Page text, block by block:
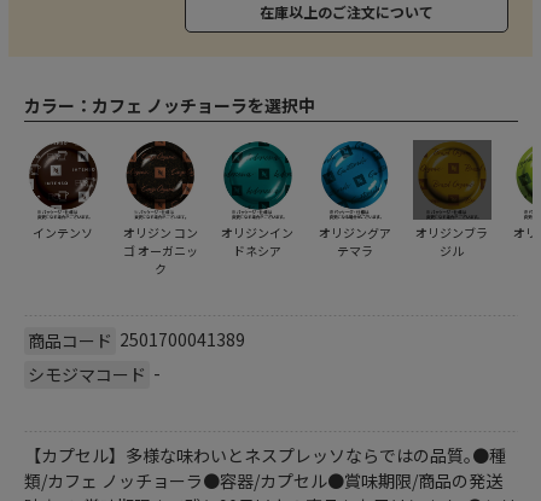
在庫以上のご注文について
カラー： カフェ ノッチョーラを選択中
インテンソ
オリジン コン
ゴ オーガニッ
ク
オリジンイン
ドネシア
オリジングア
テマラ
オリジンブラ
ジル
オ
商品コード 2501700041389
シモジマコード -
【カプセル】多様な味わいとネスプレッソならではの品質｡●種
類/カフェ ノッチョーラ●容器/カプセル●賞味期限/商品の発送